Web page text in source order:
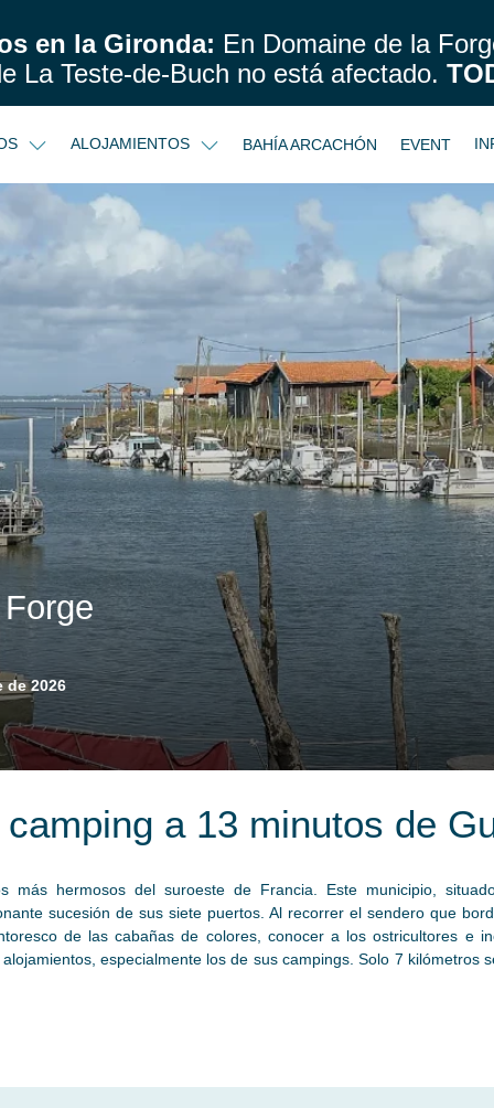
en la Gironda: En Domaine de la
La Teste-de-Buch no está afectado.
ALOJAMIENTOS BAHÍA ARCACHÓN EVENT
de 2026
a 13 minutos de
más hermosos del suroeste de Francia. Este municipio,
sucesión de sus siete puertos. Al recorrer el sendero que
de las cabañas de colores, conocer a los ostricultores e
especialmente los de sus campings. Solo 7 kilómetros